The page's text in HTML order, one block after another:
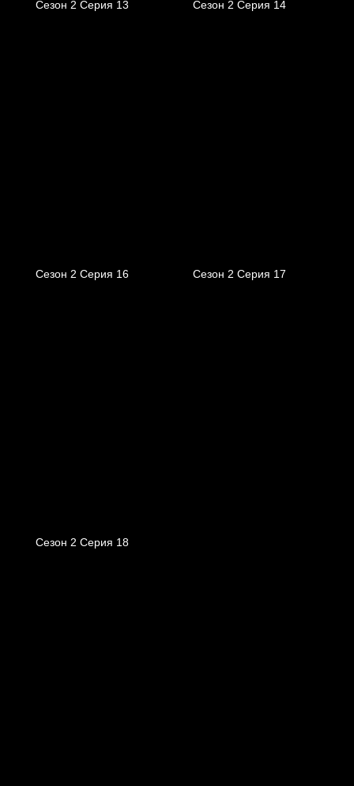
Сезон 2 Серия 13 Сезон 2 Серия 14
Сезон 2 Серия 16 Сезон 2 Серия 17
Сезон 2 Серия 18